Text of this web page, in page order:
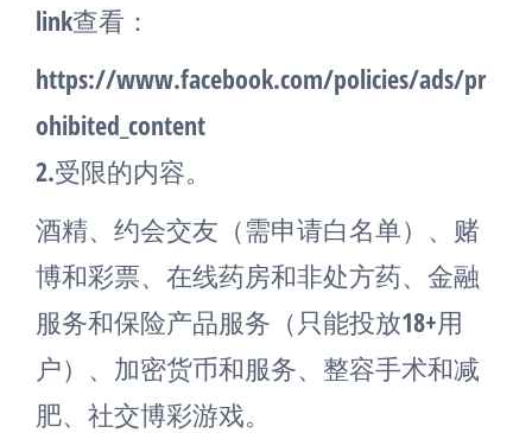
link查看：
https://www.facebook.com/policies/ads/pr
ohibited_content
2.受限的内容。
酒精、约会交友（需申请白名单）、赌
博和彩票、在线药房和非处方药、金融
服务和保险产品服务（只能投放18+用
户）、加密货币和服务、整容手术和减
肥、社交博彩游戏。